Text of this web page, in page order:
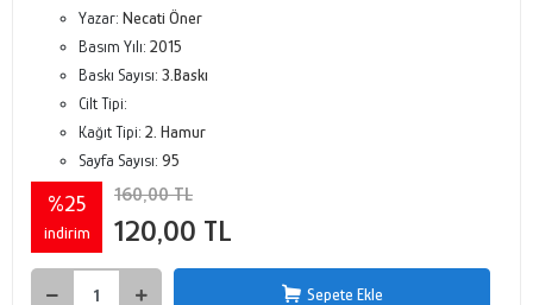
Yazar: Necati Öner
Basım Yılı: 2015
Baskı Sayısı: 3.Baskı
Cilt Tipi:
Kağıt Tipi: 2. Hamur
Sayfa Sayısı: 95
%25
indirim
160,00 TL
120,00 TL
Sepete Ekle